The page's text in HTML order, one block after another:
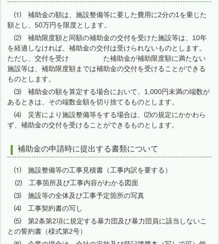
⑴ 補助金の額は、施設整備等に要した費用に2分の1を乗じた
額とし、50万円を限度とします。
⑵ 補助限度額と同額の補助金の交付を受けた施設等は、10年
を経過しなければ、補助金の交付は受けられないものとします。
ただし、交付を受け た補助金が補助限度額に満たない
施設等は、補助限度額までは補助金の交付を受けることができる
ものとします。
⑶ 補助金の額を算定する場合において、1,000円未満の端数が
あるときは、その端数金額を切り捨てるものとします。
⑷ 災害により施設整備等をする場合は、⑵の規定にかかわら
ず、補助金の交付を受けることができるものとします。
補助金の申請時に提出する書類について
⑴ 施設整備等の工事見積書（工事内訳を要する）
⑵ 工事箇所及び工事内容がわかる図面
⑶ 施設等の全体及び工事予定箇所の写真
⑷ 工事契約書の写し
⑸ 第2条第2項に規定する暴力団及び暴力団員に該当しないこ
との誓約書（様式第2号）